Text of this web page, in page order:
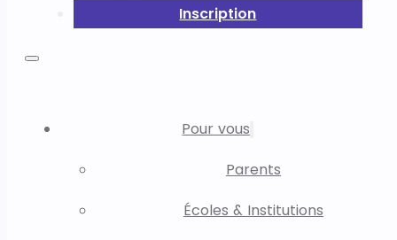
Inscription
Pour vous
Parents
Écoles & Institutions